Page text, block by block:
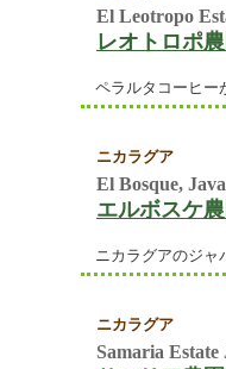
El Leotropo
レオトロポ
ペラルタコーヒー
ニカラグア
El Bosque,
エルボスケ
ニカラグアのジャ
ニカラグア
Samaria